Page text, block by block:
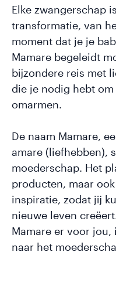
Elke zwangerschap
transformatie, van
moment dat je je
Mamare begeleidt
bijzondere reis met
die je nodig hebt
omarmen.
De naam Mamare,
amare (liefhebben),
moederschap. Het
producten, maar
inspiratie, zodat jij
nieuwe leven
Mamare er voor jou,
naar het